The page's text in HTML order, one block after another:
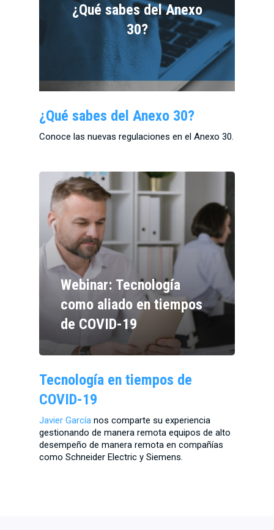
¿Qué sabes del Anexo
30?
¿Qué sabes del Anexo 30?
Conoce las nuevas regulaciones en el Anexo 30.
Webinar: Tecnología
como aliado en tiempos
de COVID-19
Tecnología en tiempos de
COVID-19
Javier García nos comparte su experiencia
gestionando de manera remota equipos de alto
desempeño de manera remota en compañías
como Schneider Electric y Siemens.